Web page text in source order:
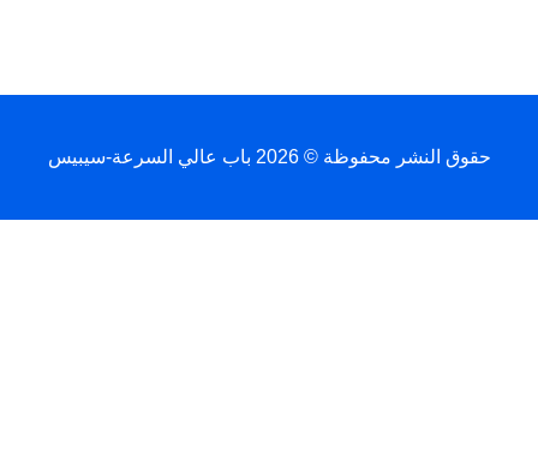
محفوظة © 2026 باب عالي السرعة-سيبيس